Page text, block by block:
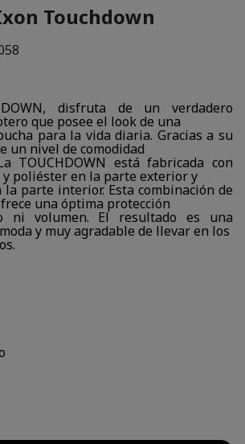
Touchdown
disfruta de un verdadero
que posee el look de una
para la vida diaria. Gracias a su
un nivel de comodidad
TOUCHDOWN está fabricada con
y poliéster en la parte exterior y
la parte interior. Esta combinación de
una óptima protección
ni volumen. El resultado es una
y muy agradable de llevar en los